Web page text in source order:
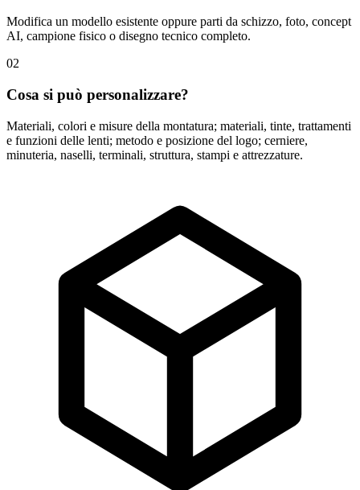
Modifica un modello esistente oppure parti da schizzo, foto, concept
AI, campione fisico o disegno tecnico completo.
02
Cosa si può personalizzare?
Materiali, colori e misure della montatura; materiali, tinte, trattamenti
e funzioni delle lenti; metodo e posizione del logo; cerniere,
minuteria, naselli, terminali, struttura, stampi e attrezzature.